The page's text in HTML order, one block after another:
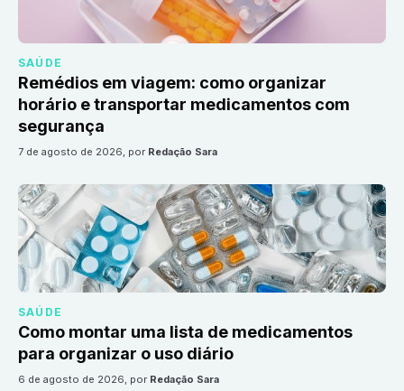
SAÚDE
Remédios em viagem: como organizar
horário e transportar medicamentos com
segurança
7 de agosto de 2026, por Redação Sara
SAÚDE
Como montar uma lista de medicamentos
para organizar o uso diário
6 de agosto de 2026, por Redação Sara